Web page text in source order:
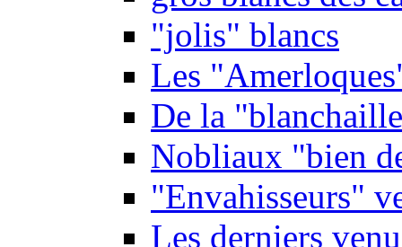
"jolis" blancs
Les
De la
Nobliaux "bien
"Envahisseurs"
Les derniers